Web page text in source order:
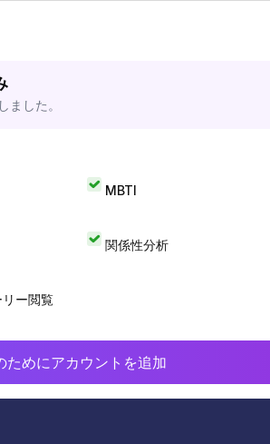
した。
MBTI
関係性分析
ー閲覧
めにアカウントを追加